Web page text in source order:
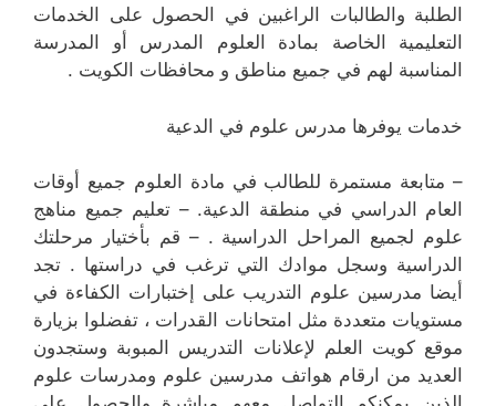
الطلبة والطالبات الراغبين في الحصول على الخدمات
التعليمية الخاصة بمادة العلوم المدرس أو المدرسة
المناسبة لهم في جميع مناطق و محافظات الكويت .
خدمات يوفرها مدرس علوم في الدعية
– متابعة مستمرة للطالب في مادة العلوم جميع أوقات
العام الدراسي في منطقة الدعية. – تعليم جميع مناهج
علوم لجميع المراحل الدراسية . – قم بأختيار مرحلتك
الدراسية وسجل موادك التي ترغب في دراستها . تجد
أيضا مدرسين علوم التدريب على إختبارات الكفاءة في
مستويات متعددة مثل امتحانات القدرات ، تفضلوا بزيارة
موقع كويت العلم لإعلانات التدريس المبوبة وستجدون
العديد من ارقام هواتف مدرسين علوم ومدرسات علوم